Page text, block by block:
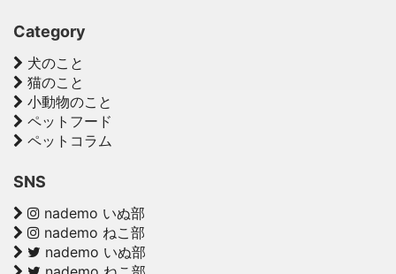
Category
犬のこと
猫のこと
小動物のこと
ペットフード
ペットコラム
SNS
nademo いぬ部
nademo ねこ部
nademo いぬ部